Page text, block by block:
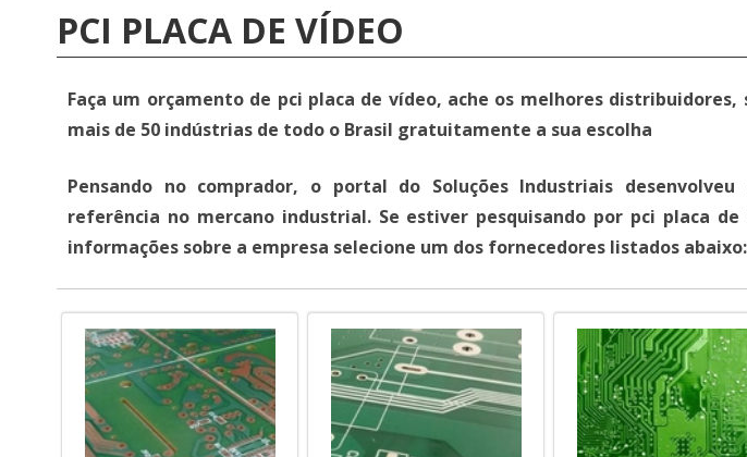
PCI PLACA DE VÍDEO
Faça um orçamento de pci placa de vídeo, ache os melhores
mais de 50 indústrias de todo o Brasil gratuitamente a sua escolha
Pensando no comprador, o portal do Soluções Industriais
referência no mercano industrial. Se estiver pesquisando por pci placa
informações sobre a empresa selecione um dos fornecedores listados abaixo: